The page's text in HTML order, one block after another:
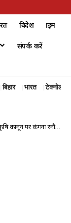
विदेश क्राइम
संपर्क करें
बिहार भारत टेक्नोलॉजी
कानून पर कंगना रनौत का यूटर्न, बयानों को लिया वापस, कहा…